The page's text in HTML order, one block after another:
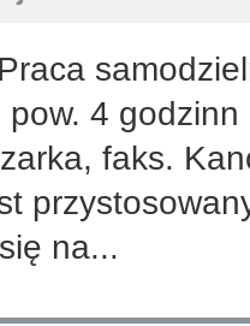
pow. 4
faks.
na...